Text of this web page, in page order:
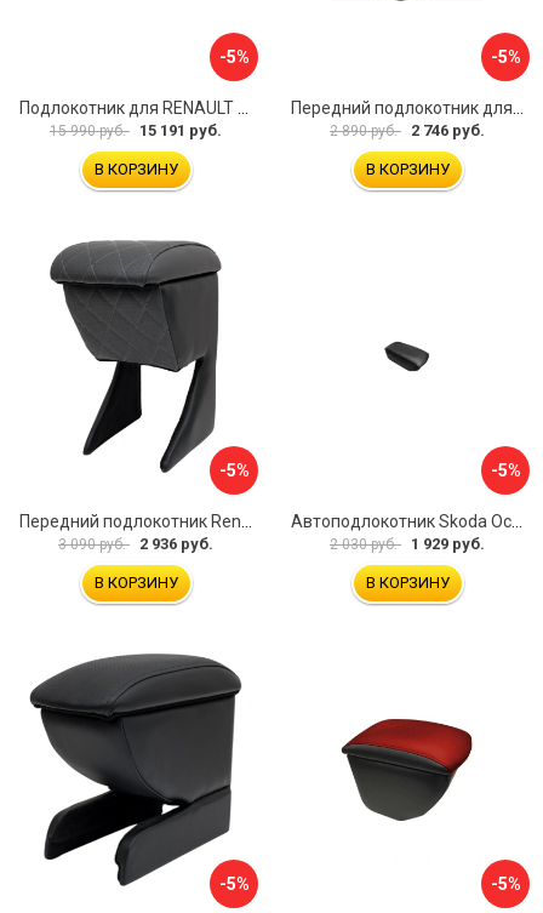
-5%
Подлокотник для RENAULT Kaptur 2017 г.в. armster 2 BLACK V00970
15 990 руб. 15 191 руб.
В КОРЗИНУ
-5%
Передний подлокотник для KIA Rio 4 2017-н.в. AVTOLIDER1 PP-KIA-Rio-4-02
2 890 руб. 2 746 руб.
В КОРЗИНУ
-5%
3 090 руб. 2 936 руб.
В КОРЗИНУ
-5%
2 030 руб. 1 929 руб.
В КОРЗИНУ
-5% -5%